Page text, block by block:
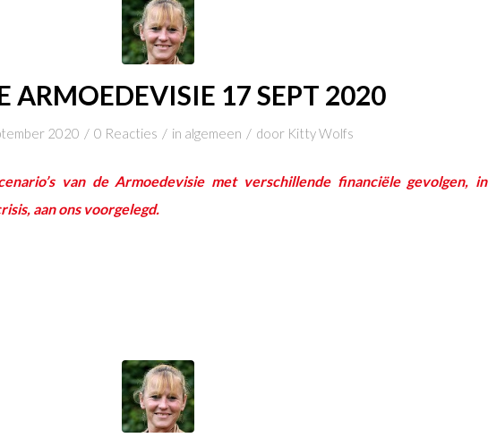
ARMOEDEVISIE 17 SEPT 2020
2020 / 0 Reacties / in algemeen / door Kitty Wolfs
van de Armoedevisie met verschillende financiële gevolgen, in
aan ons voorgelegd.